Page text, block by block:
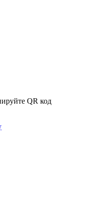
QR код